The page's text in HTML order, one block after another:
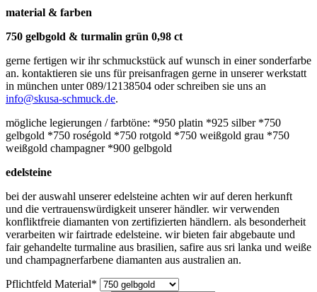
material & farben
750 gelbgold & turmalin grün 0,98 ct
gerne fertigen wir ihr schmuckstück auf wunsch in einer sonderfarbe
an. kontaktieren sie uns für preisanfragen gerne in unserer werkstatt
in münchen unter 089/12138504 oder schreiben sie uns an
info@skusa-schmuck.de.
mögliche legierungen / farbtöne: *950 platin *925 silber *750
gelbgold *750 roségold *750 rotgold *750 weißgold grau *750
weißgold champagner *900 gelbgold
edelsteine
bei der auswahl unserer edelsteine achten wir auf deren herkunft
und die vertrauenswürdigkeit unserer händler. wir verwenden
konfliktfreie diamanten von zertifizierten händlern. als besonderheit
verarbeiten wir fairtrade edelsteine. wir bieten fair abgebaute und
fair gehandelte turmaline aus brasilien, safire aus sri lanka und weiße
und champagnerfarbene diamanten aus australien an.
Pflichtfeld Material*